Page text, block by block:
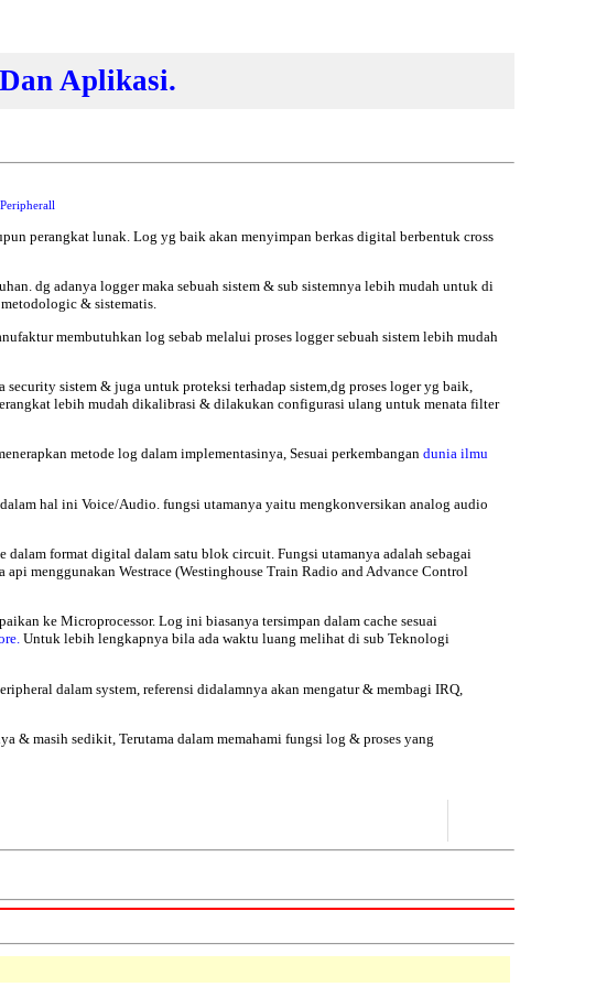
Aplikasi.
Peripherall
perangkat lunak. Log yg baik akan menyimpan berkas digital berbentuk cross
dg adanya logger maka sebuah sistem & sub sistemnya lebih mudah untuk di
& sistematis.
membutuhkan log sebab melalui proses logger sebuah sistem lebih mudah
sistem & juga untuk proteksi terhadap sistem,dg proses loger yg baik,
lebih mudah dikalibrasi & dilakukan configurasi ulang untuk menata filter
metode log dalam implementasinya, Sesuai perkembangan dunia ilmu
hal ini Voice/Audio. fungsi utamanya yaitu mengkonversikan analog audio
format digital dalam satu blok circuit. Fungsi utamanya adalah sebagai
api menggunakan Westrace (Westinghouse Train Radio and Advance Control
ke Microprocessor. Log ini biasanya tersimpan dalam cache sesuai
Untuk lebih lengkapnya bila ada waktu luang melihat di sub Teknologi
dalam system, referensi didalamnya akan mengatur & membagi IRQ,
& masih sedikit, Terutama dalam memahami fungsi log & proses yang